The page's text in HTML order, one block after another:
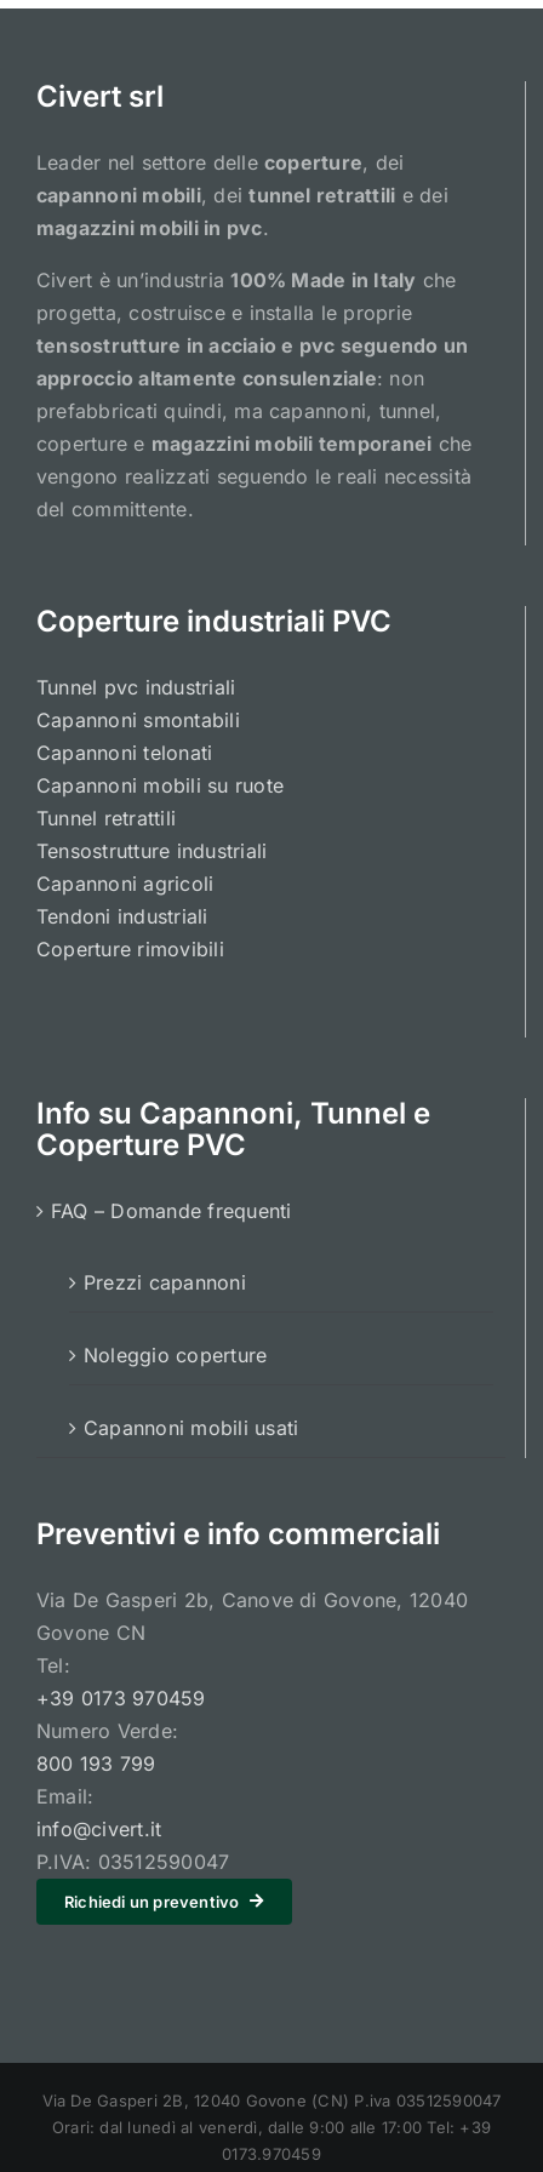
Civert srl
Leader nel settore delle coperture, dei
capannoni mobili, deitunnel retrattili e dei
magazzini mobili in pvc.
Civert è un’industria100% Made in Italy che
progetta, costruisce e installa le proprie
tensostrutture in acciaio e pvc seguendo un
approccio altamente consulenziale: non
prefabbricati quindi, ma capannoni, tunnel,
coperture e magazzini mobili temporanei che
vengono realizzati seguendo le reali necessità
del committente.
Coperture industriali PVC
Tunnel pvc industriali
Capannoni smontabili
Capannoni telonati
Capannoni mobili su ruote
Tunnel retrattili
Tensostrutture industriali
Capannoni agricoli
Tendoni industriali
Coperture rimovibili
Info su Capannoni, Tunnel e
Coperture PVC
FAQ – Domande frequenti
Prezzi capannoni
Noleggio coperture
Capannoni mobili usati
Preventivi e info commerciali
Via De Gasperi 2b, Canove di Govone, 12040
Govone CN
Tel:
+39 0173 970459
Numero Verde:
800 193 799
Email:
info@civert.it
P.IVA: 03512590047
Richiedi un preventivo
Via De Gasperi 2B, 12040 Govone (CN) P.iva 03512590047
Orari: dal lunedì al venerdì, dalle 9:00 alle 17:00 Tel: +39
0173.970459